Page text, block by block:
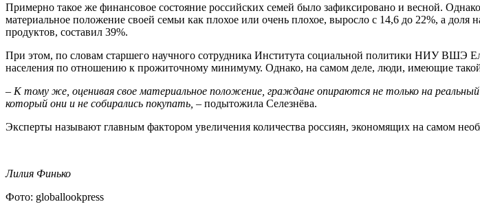
Примерно такое же финансовое состояние российских семей было зафиксировано и весной.
материальное положение своей семьи как плохое или очень плохое, выросло с 14,6 до 22%, а
продуктов, составил 39%.
При этом, по словам старшего научного сотрудника Института социальной политики НИУ ВШЭ
населения по отношению к прожиточному минимуму. Однако, на самом деле, люди, имеющие
– К тому же, оценивая свое материальное положение, граждане опираются не только на
который они и не собирались покупать, – подытожила Селезнёва.
Эксперты называют главным фактором увеличения количества россиян, экономящих на самом
Лилия Финько
Фото: globallookpress